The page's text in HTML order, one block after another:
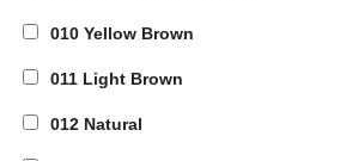
010 Yellow Brown
011 Light Brown
012 Natural